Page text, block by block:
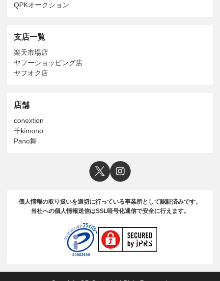
QPKオークション
支店一覧
楽天市場店
ヤフーショッピング店
ヤフオク店
店舗
conextion
千kimono
Pano舞
個人情報の取り扱いを適切に行っている事業所として認証済みです。
当社への個人情報送信はSSL暗号化通信で安全に行えます。